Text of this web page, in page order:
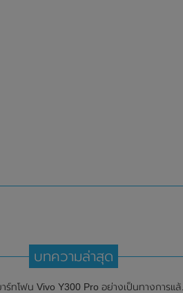
บทความล่าสุด
อย่างเป็นทางการแล้วในประเทศจีน มาพร้อมดีไซน์พรีเมี่ยม ทนทาน และแบตเตอรี่สุดอึดขนาดใหญ่ 6,500mAh พร้อมรองรับการชาร์จไว 80W